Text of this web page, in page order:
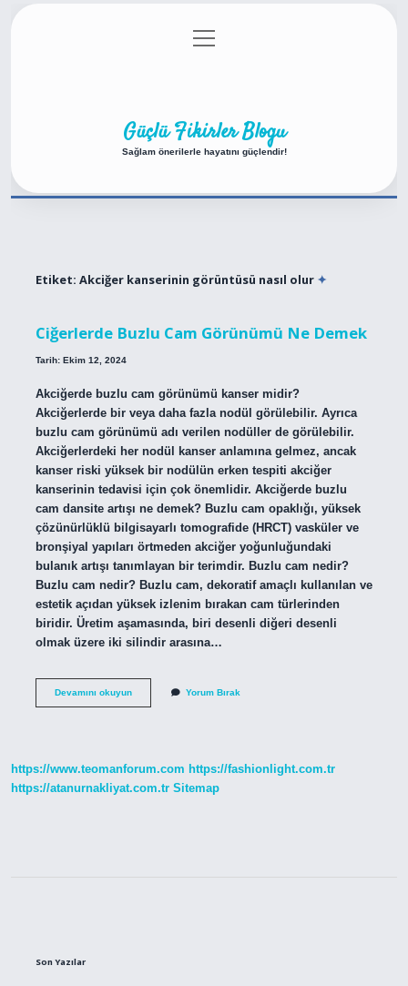
Gizlilik Politikası
menüyü
aç
Güçlü Fikirler Blogu
Sağlam önerilerle hayatını güçlendir!
Etiket: Akciğer kanserinin görüntüsü nasıl olur
Ciğerlerde Buzlu Cam Görünümü Ne Demek
Tarih: Ekim 12, 2024
Akciğerde buzlu cam görünümü kanser midir?
Akciğerlerde bir veya daha fazla nodül görülebilir. Ayrıca
buzlu cam görünümü adı verilen nodüller de görülebilir.
Akciğerlerdeki her nodül kanser anlamına gelmez, ancak
kanser riski yüksek bir nodülün erken tespiti akciğer
kanserinin tedavisi için çok önemlidir. Akciğerde buzlu
cam dansite artışı ne demek? Buzlu cam opaklığı, yüksek
çözünürlüklü bilgisayarlı tomografide (HRCT) vasküler ve
bronşiyal yapıları örtmeden akciğer yoğunluğundaki
bulanık artışı tanımlayan bir terimdir. Buzlu cam nedir?
Buzlu cam nedir? Buzlu cam, dekoratif amaçlı kullanılan ve
estetik açıdan yüksek izlenim bırakan cam türlerinden
biridir. Üretim aşamasında, biri desenli diğeri desenli
olmak üzere iki silindir arasına…
Devamını okuyunCiğerlerde
Yorum Bırak
https://www.teomanforum.com https://fashionlight.com.tr
https://atanurnakliyat.com.tr Sitemap
Son Yazılar